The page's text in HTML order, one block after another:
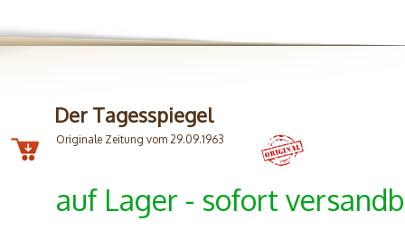
Der Tagesspiegel
Originale Zeitung vom 29.09.1963
auf Lager - sofort